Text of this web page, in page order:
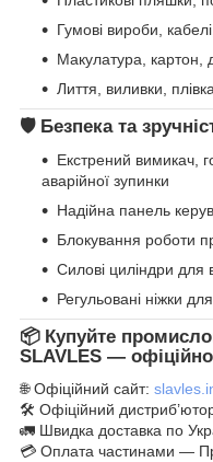
Гумові вироби,
Макулатура, картон,
Лиття, виливки,
🛡 Безпека та
Екстрений вимикач,
аварійної зупинки
Надійна панель
Блокування роботи
Силові циліндри для
Регульовані ніжки
📦 Купуйте
SLAVLES —
🌐 Офіційний сайт:
🛠 Офіційний
🚛 Швидка доставка по
💳 Оплата частинами —